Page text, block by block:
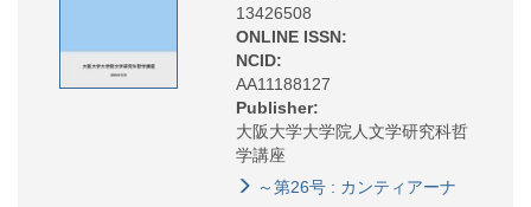
13426508
ONLINE ISSN:
NCID:
AA11188127
Publisher:
大阪大学大学院人文学研究科哲
学講座
～第26号 : カンティアーナ